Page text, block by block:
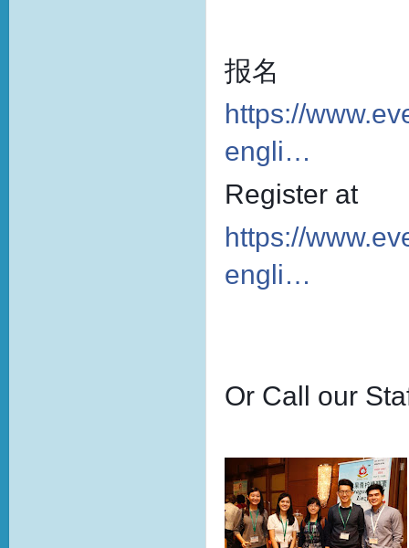
报名
https://
engli…
Register at
https://
engli…
Or Call our